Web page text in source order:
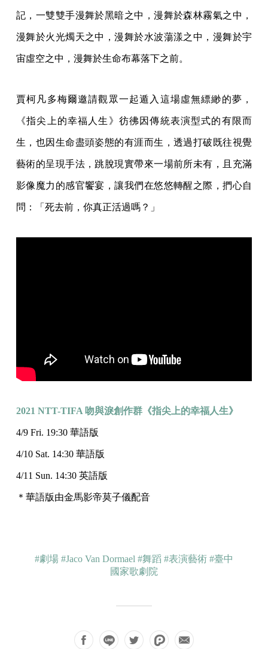
記，一雙雙手漫舞於黑暗之中，漫舞於森林霧氣之中，
漫舞於火光燭天之中，漫舞於水波蕩漾之中，漫舞於宇
宙虛空之中，漫舞於生命布幕落下之前。
賈柯凡多梅爾邀請觀眾一起遁入這場虛無縹緲的夢，
《指尖上的幸福人生》彷彿因傳統表演型式的有限而
生，也因生命盡頭姿態的有涯而生，透過打破既往視覺
藝術的呈現手法，跳脫現實帶來一場前所未有，且充滿
影像魔力的感官饗宴，讓我們在悠悠轉醒之際，捫心自
問：「死去前，你真正活過嗎？」
2021 NTT-TIFA 吻與淚創作群《指尖上的幸福人生》
4/9 Fri. 19:30 華語版
4/10 Sat. 14:30 華語版
4/11 Sun. 14:30 英語版
＊華語版由金馬影帝莫子儀配音
#劇場 #Jaco Van Dormael #舞蹈 #表演藝術 #臺中
國家歌劇院